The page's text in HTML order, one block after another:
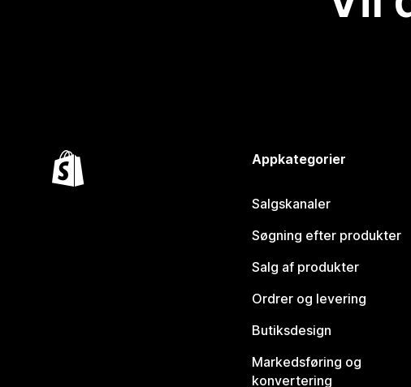
Appkategorier
Salgskanaler
Søgning efter produkter
Salg af produkter
Ordrer og levering
Butiksdesign
Markedsføring og
konvertering